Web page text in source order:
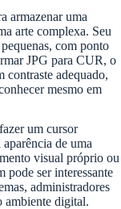
armazenar uma
arte complexa. Seu
com ponto
JPG para CUR, o
contraste adequado,
mesmo em
um cursor
de uma
visual próprio ou
pode ser interessante
administradores
ambiente digital.